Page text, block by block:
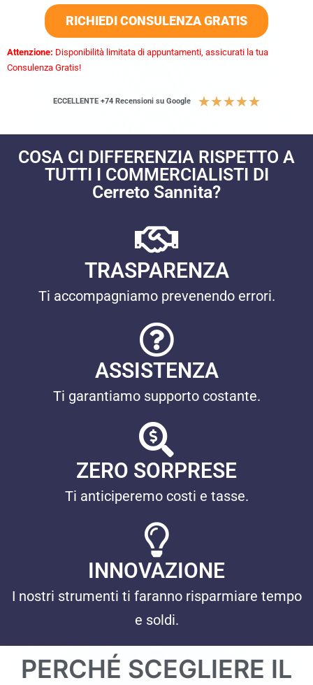
RICHIEDI CONSULENZA GRATIS
Attenzione: Disponibilità limitata di appuntamenti, assicurati la tua
Consulenza Gratis!
ECCELLENTE +74 Recensioni su Google ★★★★★
COSA CI DIFFERENZIA RISPETTO A
TUTTI I COMMERCIALISTI DI
Cerreto Sannita?
TRASPARENZA
Ti accompagniamo prevenendo errori.
ASSISTENZA
Ti garantiamo supporto costante.
ZERO SORPRESE
Ti anticiperemo costi e tasse.
INNOVAZIONE
I nostri strumenti ti faranno risparmiare tempo
e soldi.
PERCHÉ SCEGLIERE IL